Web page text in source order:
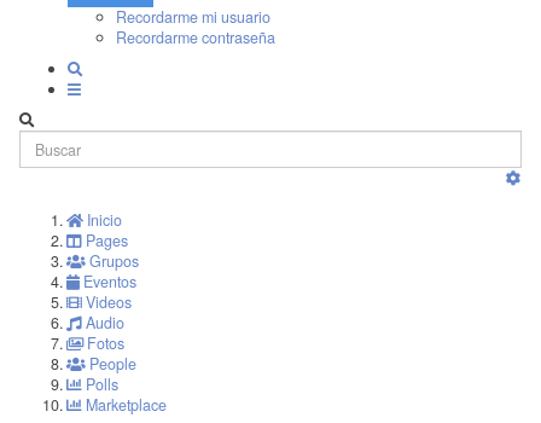
Recordarme mi usuario
Recordarme contraseña
Inicio
Pages
Grupos
Eventos
Videos
Audio
Fotos
People
Polls
Marketplace